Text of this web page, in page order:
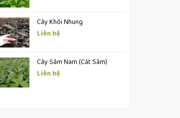
Cây Khôi Nhung
Liên hệ
Cây Sâm Nam (Cát Sâm)
Liên hệ